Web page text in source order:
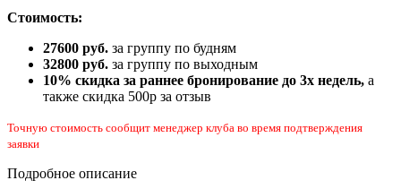
Стоимость:
27600 руб. за группу по будням
32800 руб. за группу по выходным
10% скидка за раннее бронирование до 3х недель, а
также скидка 500р за отзыв
Точную стоимость сообщит менеджер клуба во время подтверждения
заявки
Подробное описание